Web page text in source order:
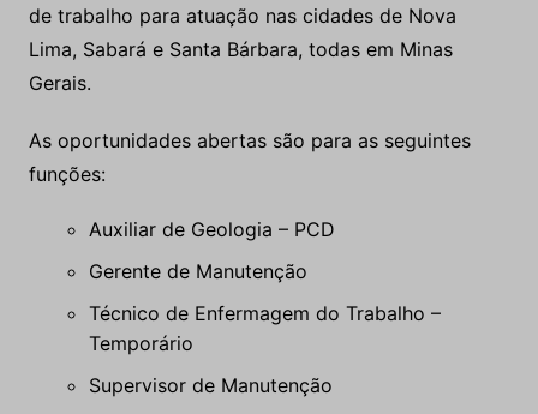
de trabalho para atuação nas cidades de Nova
Lima, Sabará e Santa Bárbara, todas em Minas
Gerais.
As oportunidades abertas são para as seguintes
funções:
Auxiliar de Geologia – PCD
Gerente de Manutenção
Técnico de Enfermagem do Trabalho –
Temporário
Supervisor de Manutenção